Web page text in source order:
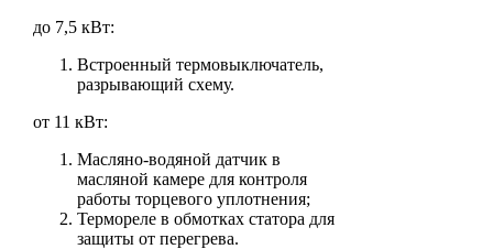
до 7,5 кВт:
Встроенный термовыключатель,
разрывающий схему.
от 11 кВт:
Масляно-водяной датчик в
масляной камере для контроля
работы торцевого уплотнения;
Термореле в обмотках статора для
защиты от перегрева.